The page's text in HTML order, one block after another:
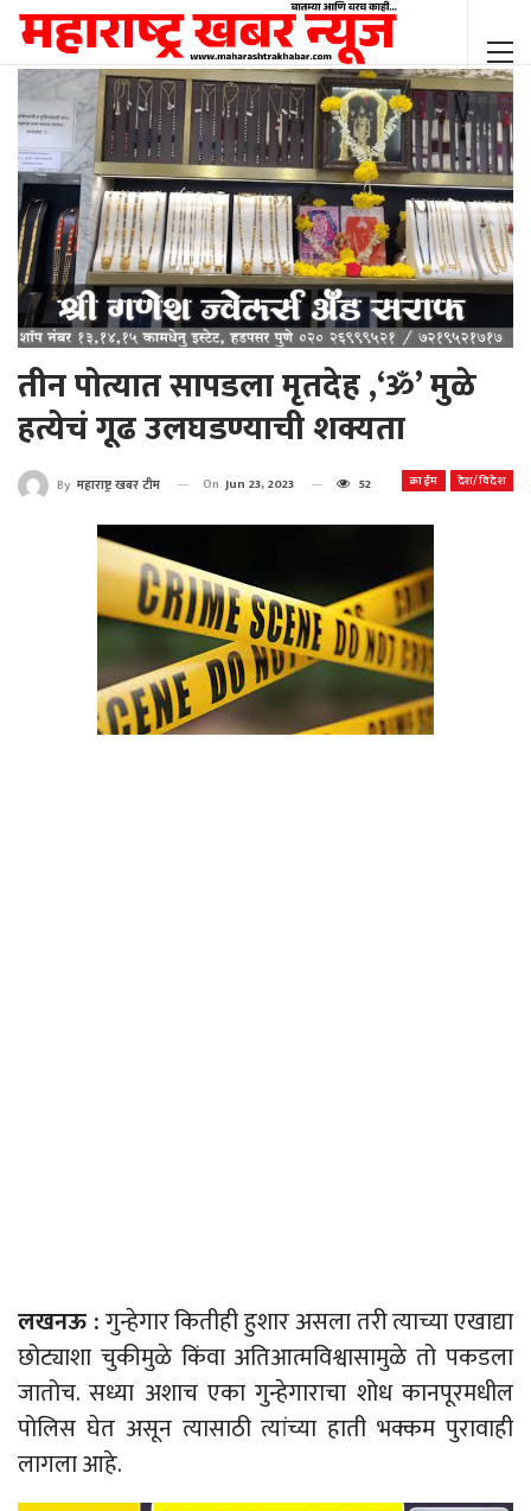
तीन पोत्यात सापडला मृतदेह ,‘ॐ’ मुळे
हत्येचं गूढ उलघडण्याची शक्यता
क्राईम देश/विदेश
By महाराष्ट्र खबर टीम On Jun 23, 2023 52
लखनऊ :गुन्हेगार कितीही हुशार असला तरी त्याच्या एखाद्या
छोट्याशा चुकीमुळे किंवा अतिआत्मविश्वासामुळे तो पकडला
जातोच. सध्या अशाच एका गुन्हेगाराचा शोध कानपूरमधील
पोलिस घेत असून त्यासाठी त्यांच्या हाती भक्कम पुरावाही
लागला आहे.